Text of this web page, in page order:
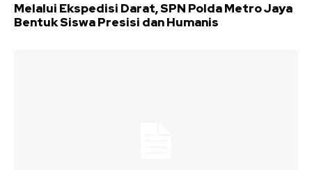
Melalui Ekspedisi Darat, SPN Polda Metro Jaya
Bentuk Siswa Presisi dan Humanis